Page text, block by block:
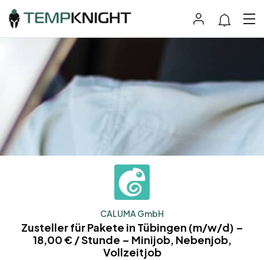
CALUMA GmbH
Zusteller für Pakete in Tübingen (m/w/d) –
18,00 € / Stunde – Minijob, Nebenjob,
Vollzeitjob